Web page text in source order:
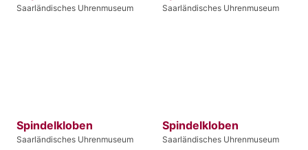
Saarländisches Uhrenmuseum Saarländisches Uhrenmuseum
Spindelkloben
Saarländisches Uhrenmuseum
Spindelkloben
Saarländisches Uhrenmuseum